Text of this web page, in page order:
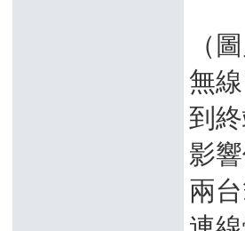
（
無
到
影
兩